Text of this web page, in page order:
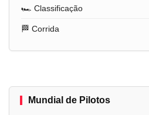
🏎️ Classificação
🏁 Corrida
Mundial de Pilotos